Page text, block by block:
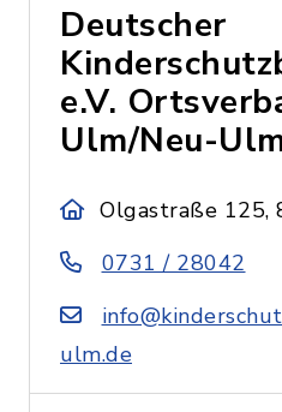
Deutscher
e.V.
Ulm/Neu-
Olgastraße 125,
0731 / 28042
ulm.de